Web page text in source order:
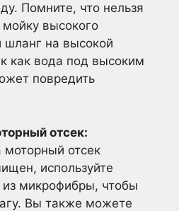
Помните, что нельзя
мойку высокого
шланг на высокой
как вода под высоким
повредить
отсек:
моторный отсек
используйте
из микрофибры, чтобы
Вы также можете